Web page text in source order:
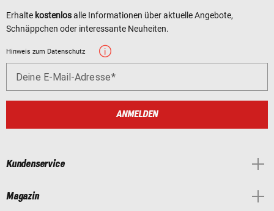
Erhalte kostenlosalle Informationen über aktuelle Angebote,
Schnäppchen oder interessante Neuheiten.
Hinweis zum Datenschutz
Deine E-Mail-Adresse
ANMELDEN
Kundenservice
Magazin